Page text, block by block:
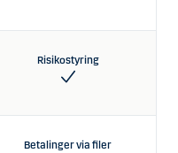
Risikostyring
Betalinger via filer